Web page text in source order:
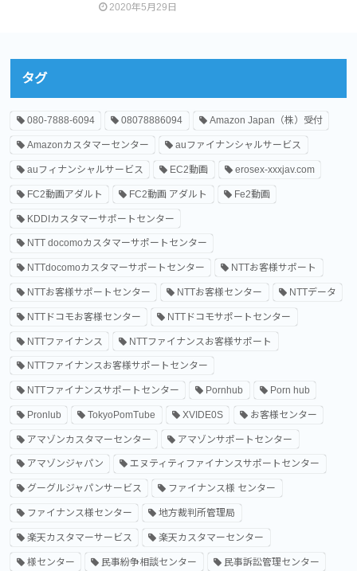
2020年5月29日
タグ
080-7888-6094 08078886094 Amazon Japan（株）受付
Amazonカスタマーセンター auファイナンシャルサービス
auフィナンシャルサービス EC2動画 erosex-xxxjav.com
FC2動画アダルト FC2動画 アダルト Fe2動画
KDDIカスタマーサポートセンター
NTT docomoカスタマーサポートセンター
NTTdocomoカスタマーサポートセンター NTTお客様サポート
NTTお客様サポートセンター NTTお客様センター NTTデータ
NTTドコモお客様センター NTTドコモサポートセンター
NTTファイナンス NTTファイナンスお客様サポート
NTTファイナンスお客様サポートセンター
NTTファイナンスサポートセンター Pornhub Porn hub
Pronlub TokyoPomTube XVIDE0S お客様センター
アマゾンカスタマーセンター アマゾンサポートセンター
アマゾンジャパン エヌティティファイナンスサポートセンター
グーグルジャパンサービス ファイナンス様 センター
ファイナンス様センター 地方裁判所管理局
楽天カスタマーサービス 楽天カスタマーセンター
様センター 民事紛争相談センター 民事訴訟管理センター